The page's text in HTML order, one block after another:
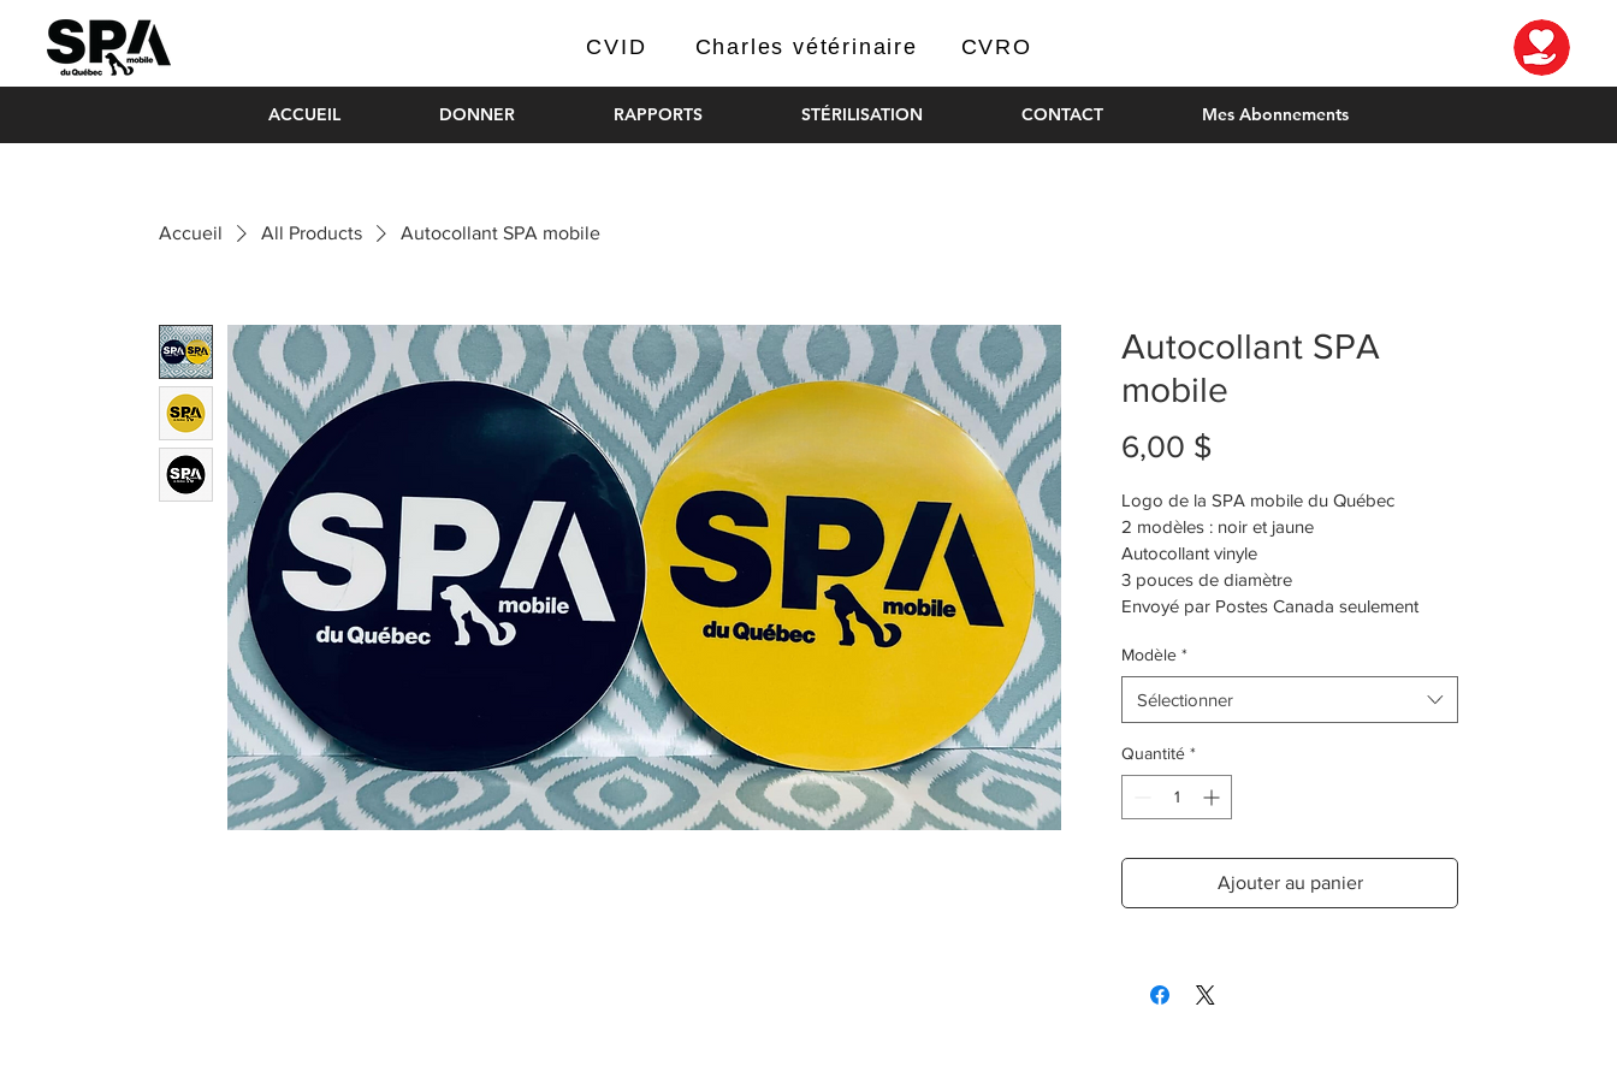
CVID Charles vétérinaire CVRO
ACCUEIL DONNER RAPPORTS STÉRILISATION CONTACT Mes Abonnements
Accueil All Products Autocollant SPA mobile
Autocollant SPA
mobile
6,00 $
Logo de la SPA mobile du Québec
2 modèles : noir et jaune
Autocollant vinyle
3 pouces de diamètre
Envoyé par Postes Canada seulement
Modèle *
Sélectionner
Quantité *
Ajouter au panier